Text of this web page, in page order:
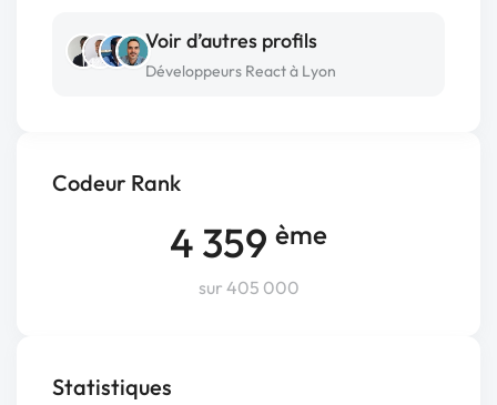
Codeur Rank
4 359 ème
sur 405 000
Statistiques
Voir d’autres profils
Développeurs React à Lyon